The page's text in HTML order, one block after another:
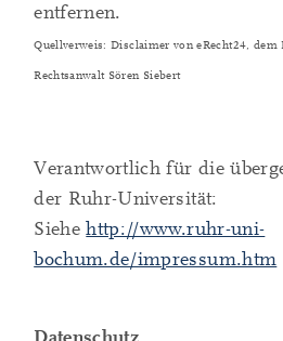
entfernen.
Quellverweis: Disclaimer von eRecht24,
Rechtsanwalt Sören Siebert
Verantwortlich für die
der Ruhr-Universität:
Siehehttp://www.ruhr-uni-
bochum.de/impressum.htm